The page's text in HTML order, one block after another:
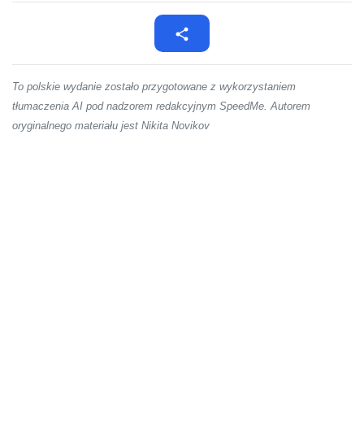
To polskie wydanie zostało przygotowane z wykorzystaniem
tłumaczenia AI pod nadzorem redakcyjnym SpeedMe. Autorem
oryginalnego materiału jest Nikita Novikov